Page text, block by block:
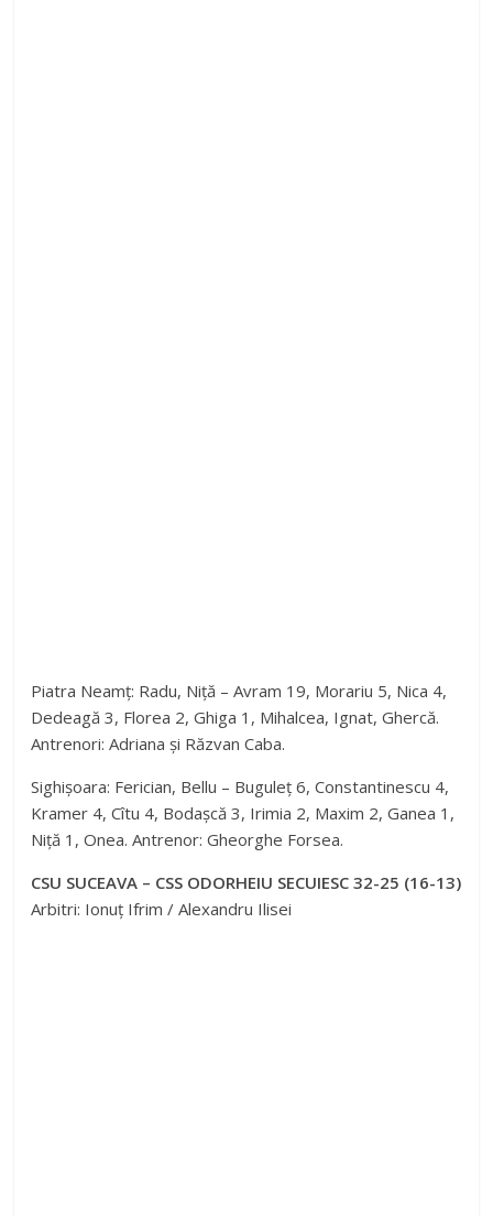
Piatra Neamț: Radu, Niță – Avram 19, Morariu 5, Nica 4,
Dedeagă 3, Florea 2, Ghiga 1, Mihalcea, Ignat, Ghercă.
Antrenori: Adriana și Răzvan Caba.
Sighișoara: Ferician, Bellu – Buguleț 6, Constantinescu 4,
Kramer 4, Cîtu 4, Bodașcă 3, Irimia 2, Maxim 2, Ganea 1,
Niță 1, Onea. Antrenor: Gheorghe Forsea.
CSU SUCEAVA – CSS ODORHEIU SECUIESC 32-25 (16-13)
Arbitri: Ionuț Ifrim / Alexandru Ilisei